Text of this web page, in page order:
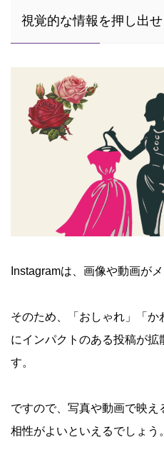
視覚的な情報を押し出せ
Instagramは、画像や動画が
そのため、「おしゃれ」「
にインパクトのある投稿が拡
す。
ですので、写真や動画で映え
相性がよいといえるでしょう。